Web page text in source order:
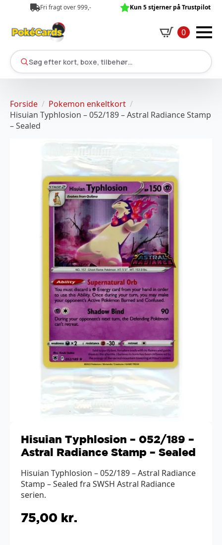
Fri fragt over 999,- Kun 5 stjerner på Trustpilot
0
Søg efter kort, boxe, tilbehør…
Forside
Pokemon enkeltkort
Hisuian Typhlosion – 052/189 – Astral Radiance Stamp
– Sealed
Hisuian Typhlosion – 052/189 –
Astral Radiance Stamp – Sealed
Hisuian Typhlosion – 052/189 – Astral Radiance
Stamp – Sealed fra SWSH Astral Radiance
serien.
75,00 kr.